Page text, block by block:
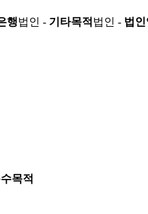
행법인 - 기타목적 법인 - 법
목적